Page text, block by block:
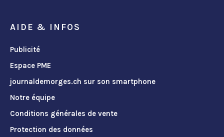
AIDE & INFOS
Publicité
Espace PME
journaldemorges.ch sur son smartphone
Notre équipe
Conditions générales de vente
Protection des données